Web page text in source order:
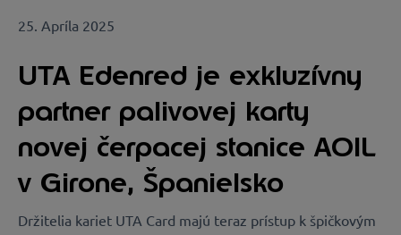
25. Apríla 2025
UTA Edenred je exkluzívny
partner palivovej karty
novej čerpacej stanice AOIL
v Girone, Španielsko
Držitelia kariet UTA Card majú teraz prístup k špičkovým